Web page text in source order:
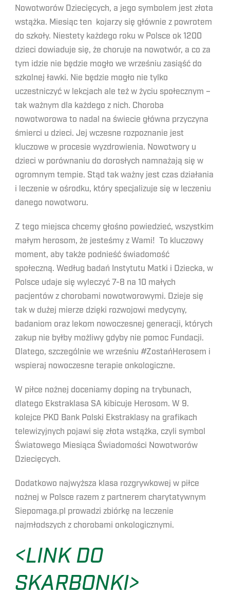
Nowotworów Dziecięcych, a jego symbolem jest złota
wstążka. Miesiąc ten kojarzy się głównie z powrotem
do szkoły. Niestety każdego roku w Polsce ok 1200
dzieci dowiaduje się, że choruje na nowotwór, a co za
tym idzie nie będzie mogło we wrześniu zasiąść do
szkolnej ławki. Nie będzie mogło nie tylko
uczestniczyć w lekcjach ale też w życiu społecznym –
tak ważnym dla każdego z nich. Choroba
nowotworowa to nadal na świecie główna przyczyna
śmierci u dzieci. Jej wczesne rozpoznanie jest
kluczowe w procesie wyzdrowienia. Nowotwory u
dzieci w porównaniu do dorosłych namnażają się w
ogromnym tempie. Stąd tak ważny jest czas działania
i leczenie w ośrodku, który specjalizuje się w leczeniu
danego nowotworu.
Z tego miejsca chcemy głośno powiedzieć, wszystkim
małym herosom, że jesteśmy z Wami! To kluczowy
moment, aby także podnieść świadomość
społeczną. Według badań Instytutu Matki i Dziecka, w
Polsce udaje się wyleczyć 7-8 na 10 małych
pacjentów z chorobami nowotworowymi. Dzieje się
tak w dużej mierze dzięki rozwojowi medycyny,
badaniom oraz lekom nowoczesnej generacji, których
zakup nie byłby możliwy gdyby nie pomoc Fundacji.
Dlatego, szczególnie we wrześniu #ZostańHerosem i
wspieraj nowoczesne terapie onkologiczne.
W piłce nożnej doceniamy doping na trybunach,
dlatego Ekstraklasa SA kibicuje Herosom. W 9.
kolejce PKO Bank Polski Ekstraklasy na grafikach
telewizyjnych pojawi się złota wstążka, czyli symbol
Światowego Miesiąca Świadomości Nowotworów
Dziecięcych.
Dodatkowo najwyższa klasa rozgrywkowej w piłce
nożnej w Polsce razem z partnerem charytatywnym
Siepomaga.pl prowadzi zbiórkę na leczenie
najmłodszych z chorobami onkologicznymi.
<LINK DO
SKARBONKI>